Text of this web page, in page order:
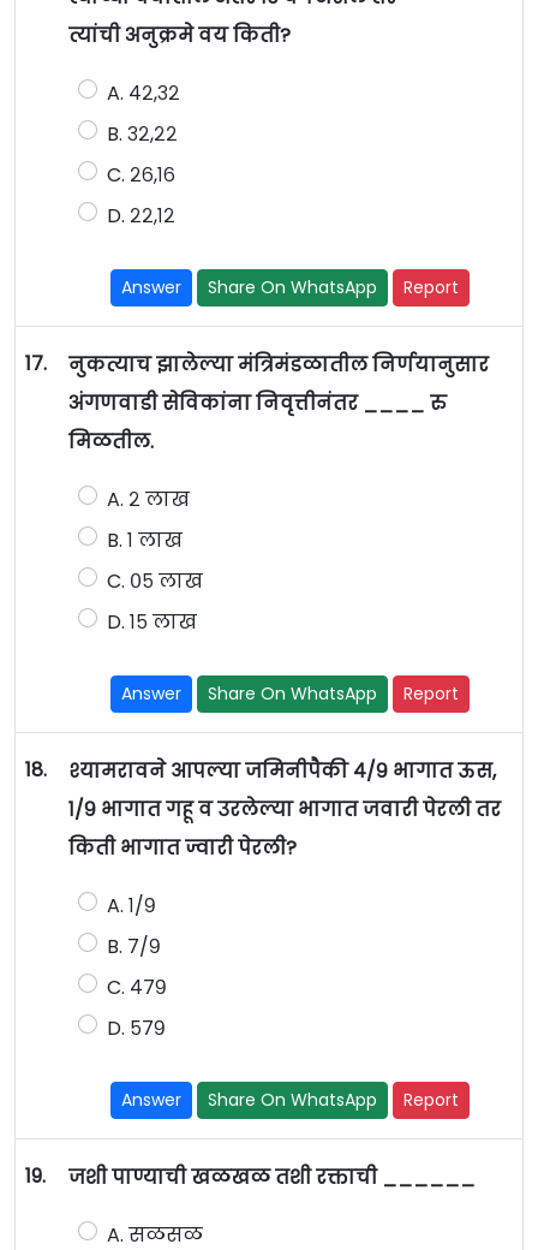
त्यांची अनुक्रमे वय किती?
A. ४२,३२
B. ३२,२२
C. २६,१६
D. २२,१२
Answer Share On WhatsApp Report
17.
नुकत्याच झालेल्या मंत्रिमंडळातील निर्णयानुसार
अंगणवाडी सेविकांना निवृत्तीनंतर ____ रु
मिळतील.
A. २ लाख
B. १ लाख
C. ०५ लाख
D. १५ लाख
Answer Share On WhatsApp Report
18.
श्यामरावने आपल्या जमिनीपैकी ४/९ भागात ऊस,
१/९ भागात गहू व उरलेल्या भागात जवारी पेरली तर
किती भागात ज्वारी पेरली?
A. १/९
B. ७/९
C. ४७९
D. ५७९
Answer Share On WhatsApp Report
19. जशी पाण्याची खळखळ तशी रक्ताची ______
A. सळसळ